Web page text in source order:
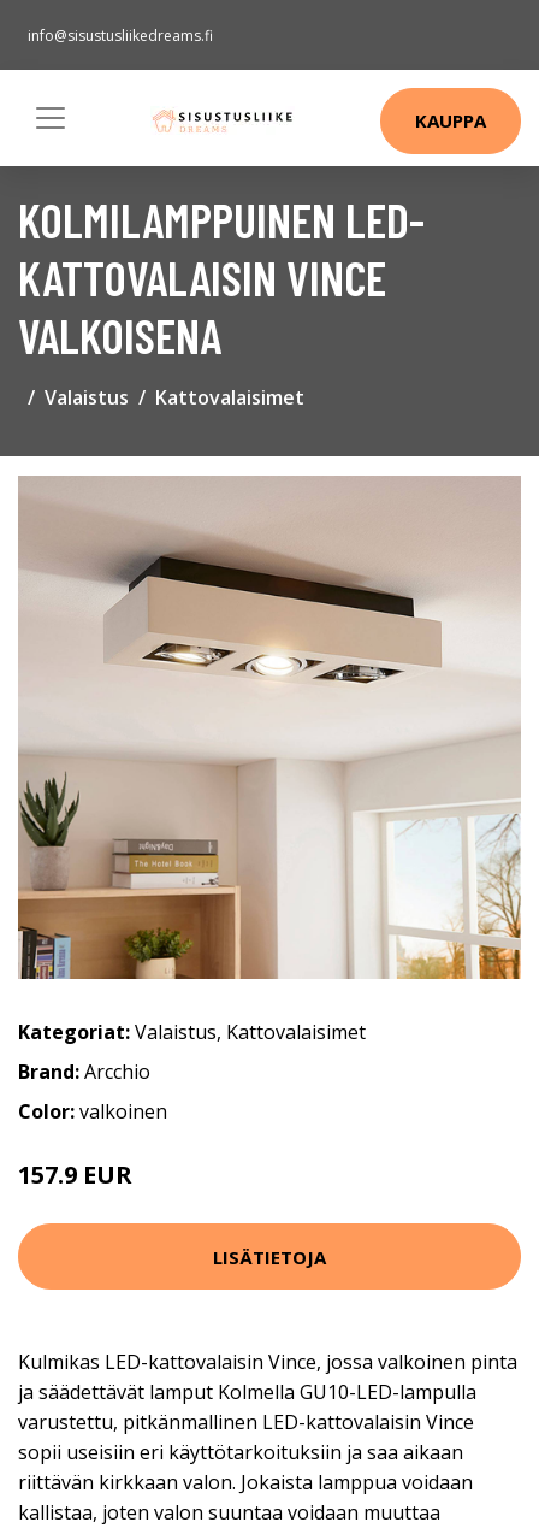
info@sisustusliikedreams.fi
KAUPPA
KOLMILAMPPUINEN LED-
KATTOVALAISIN VINCE
VALKOISENA
Valaistus Kattovalaisimet
Kategoriat:Valaistus, Kattovalaisimet
Brand:Arcchio
Color:valkoinen
157.9 EUR
LISÄTIETOJA
Kulmikas LED-kattovalaisin Vince, jossa valkoinen pinta
ja säädettävät lamput Kolmella GU10-LED-lampulla
varustettu, pitkänmallinen LED-kattovalaisin Vince
sopii useisiin eri käyttötarkoituksiin ja saa aikaan
riittävän kirkkaan valon. Jokaista lamppua voidaan
kallistaa, joten valon suuntaa voidaan muuttaa